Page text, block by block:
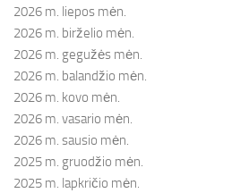
2026 m. liepos mėn.
2026 m. birželio mėn.
2026 m. gegužės mėn.
2026 m. balandžio mėn.
2026 m. kovo mėn.
2026 m. vasario mėn.
2026 m. sausio mėn.
2025 m. gruodžio mėn.
2025 m. lapkričio mėn.